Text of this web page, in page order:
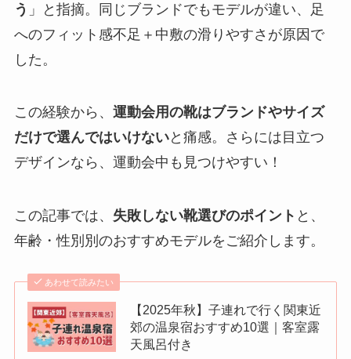
う 」と指摘。同じブランドでもモデルが違い、足
へのフィット感不足＋中敷の滑りやすさが原因で
した。
この経験から、 運動会用の靴はブランドやサイズ
だけで選んではいけないと痛感。さらには目立つ
デザインなら、運動会中も見つけやすい！
この記事では、 失敗しない靴選びのポイント と、
年齢・性別別のおすすめモデルをご紹介します。
あわせて読みたい
【2025年秋】子連れで行く関東近
郊の温泉宿おすすめ10選｜客室露
天風呂付き